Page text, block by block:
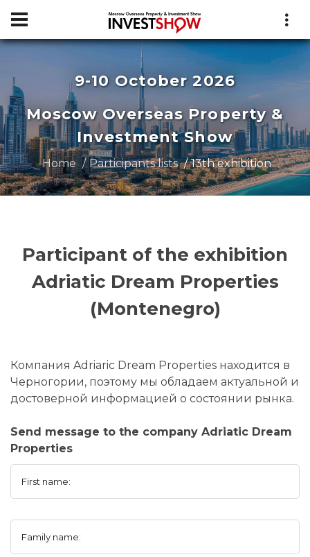
9-10 October 2026
Moscow Overseas Property &
Investment Show
Home Participants lists 13th exhibition
Participant of the exhibition
Adriatic Dream Properties
(Montenegro)
Компания Adriaric Dream Properties находится в
Черногории, поэтому мы обладаем актуальной и
достоверной информацией о состоянии рынка.
Send message to the company Adriatic Dream
Properties
First name:
Family name: